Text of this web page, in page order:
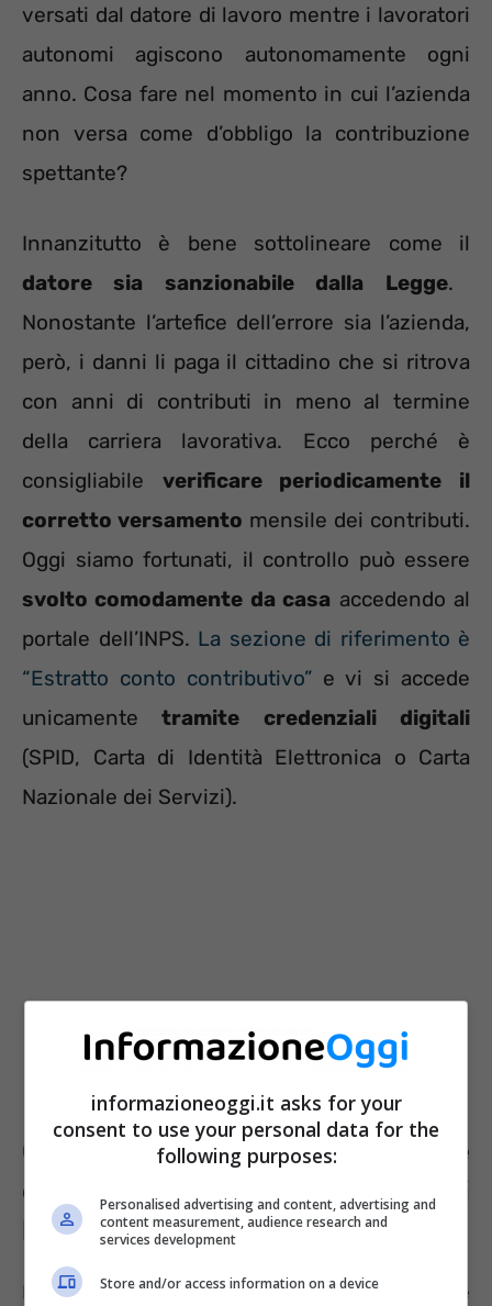
versati dal datore di lavoro mentre i lavoratori
autonomi agiscono autonomamente ogni
anno. Cosa fare nel momento in cui l’azienda
non versa come d’obbligo la contribuzione
spettante?
Innanzitutto è bene sottolineare come il
datore sia sanzionabile dalla Legge.
Nonostante l’artefice dell’errore sia l’azienda,
però, i danni li paga il cittadino che si ritrova
con anni di contributi in meno al termine
della carriera lavorativa. Ecco perché è
consigliabile verificare periodicamente il
corretto versamento mensile dei contributi.
Oggi siamo fortunati, il controllo può essere
svolto comodamente da casa accedendo al
portale dell’INPS. La sezione di riferimento è
“Estratto conto contributivo”e vi si accede
unicamente tramite credenziali digitali
(SPID, Carta di Identità Elettronica o Carta
Nazionale dei Servizi).
Contributi non versati, le
conseguenze per il datore di
lavoro
L’azienda che non versa la contribuzione
informazioneoggi.it asks for your
consent to use your personal data for the
following purposes:
Personalised advertising and content, advertising and
content measurement, audience research and
services development
Store and/or access information on a device